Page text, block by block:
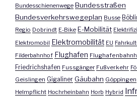
Bundesschienenwege Bundesstraßen
Bundesverkehrswegeplan Busse
Regio Dobrindt E-Bike E-Mobilität
Elektromobil Elektromobilität EU
Filderbahnhof Flughafen
Friedrichshafen Fussgänger Fußverkehr
Geislingen Gigaliner Gäubahn Göppingen
Helmpflicht Hochrheinbahn Horb Hybrid